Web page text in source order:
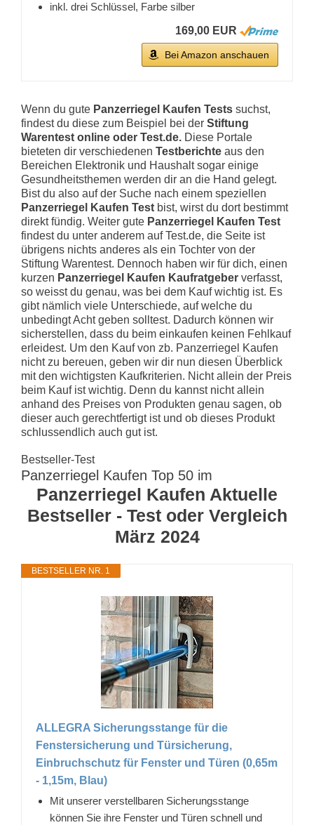
inkl. drei Schlüssel, Farbe silber
169,00 EUR
Bei Amazon anschauen
Wenn du gute Panzerriegel Kaufen Tests suchst,
findest du diese zum Beispiel bei der Stiftung
Warentest online oder Test.de. Diese Portale
bieteten dir verschiedenen Testberichte aus den
Bereichen Elektronik und Haushalt sogar einige
Gesundheitsthemen werden dir an die Hand gelegt.
Bist du also auf der Suche nach einem speziellen
Panzerriegel Kaufen Test bist, wirst du dort bestimmt
direkt fündig. Weiter gute Panzerriegel Kaufen Test
findest du unter anderem auf Test.de, die Seite ist
übrigens nichts anderes als ein Tochter von der
Stiftung Warentest. Dennoch haben wir für dich, einen
kurzen Panzerriegel Kaufen Kaufratgeber verfasst,
so weisst du genau, was bei dem Kauf wichtig ist. Es
gibt nämlich viele Unterschiede, auf welche du
unbedingt Acht geben solltest. Dadurch können wir
sicherstellen, dass du beim einkaufen keinen Fehlkauf
erleidest. Um den Kauf von zb. Panzerriegel Kaufen
nicht zu bereuen, geben wir dir nun diesen Überblick
mit den wichtigsten Kaufkriterien. Nicht allein der Preis
beim Kauf ist wichtig. Denn du kannst nicht allein
anhand des Preises von Produkten genau sagen, ob
dieser auch gerechtfertigt ist und ob dieses Produkt
schlussendlich auch gut ist.
Bestseller-Test
Panzerriegel Kaufen Top 50 im
Panzerriegel Kaufen Aktuelle
Bestseller - Test oder Vergleich
März 2024
BESTSELLER NR. 1
ALLEGRA Sicherungsstange für die
Fenstersicherung und Türsicherung,
Einbruchschutz für Fenster und Türen (0,65m
- 1,15m, Blau)
Mit unserer verstellbaren Sicherungsstange
können Sie ihre Fenster und Türen schnell und